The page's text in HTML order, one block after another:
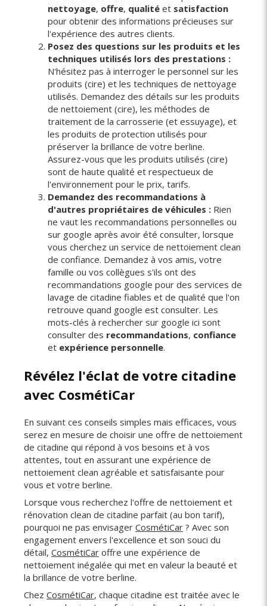
nettoyage, offre, qualité et satisfaction
pour obtenir des informations précieuses sur
l'expérience des autres clients.
Posez des questions sur les produits et les
techniques utilisés lors des prestations :
N'hésitez pas à interroger le personnel sur les
produits (cire) et les techniques de nettoyage
utilisés. Demandez des détails sur les produits
de nettoiement (cire), les méthodes de
traitement de la carrosserie (et essuyage), et
les produits de protection utilisés pour
préserver la brillance de votre berline.
Assurez-vous que les produits utilisés (cire)
sont de haute qualité et respectueux de
l'environnement pour le prix, tarifs.
Demandez des recommandations à
d'autres propriétaires de véhicules : Rien
ne vaut les recommandations personnelles ou
sur google après avoir été consulter, lorsque
vous cherchez un service de nettoiement clean
de confiance. Demandez à vos amis, votre
famille ou vos collègues s'ils ont des
recommandations google pour des services de
lavage de citadine fiables et de qualité que l'on
retrouve quand google est consulter. Les
mots-clés à rechercher sur google ici sont
consulter des recommandations, confiance
et expérience personnelle.
Révélez l'éclat de votre citadine
avec CosmétiCar
En suivant ces conseils simples mais efficaces, vous
serez en mesure de choisir une offre de nettoiement
de citadine qui répond à vos besoins et à vos
attentes, tout en assurant une expérience de
nettoiement clean agréable et satisfaisante pour
vous et votre berline.
Lorsque vous recherchez l'offre de nettoiement et
rénovation clean de citadine parfait (au bon tarif),
pourquoi ne pas envisager CosmétiCar ? Avec son
engagement envers l'excellence et son souci du
détail, CosmétiCar offre une expérience de
nettoiement inégalée qui met en valeur la beauté et
la brillance de votre berline.
Chez CosmétiCar, chaque citadine est traitée avec le